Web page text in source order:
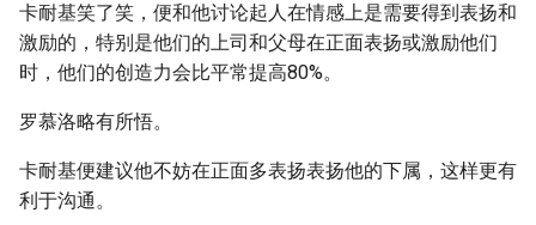
卡耐基笑了笑，便和他讨论起人在情感上是需要得到表扬和
激励的，特别是他们的上司和父母在正面表扬或激励他们
时，他们的创造力会比平常提高80%。
罗慕洛略有所悟。
卡耐基便建议他不妨在正面多表扬表扬他的下属，这样更有
利于沟通。